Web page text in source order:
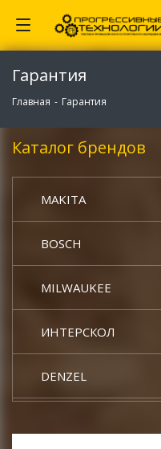
Гарантия
Главная - Гарантия
Каталог брендов
MAKITA
BOSCH
MILWAUKEE
ИНТЕРСКОЛ
DENZEL